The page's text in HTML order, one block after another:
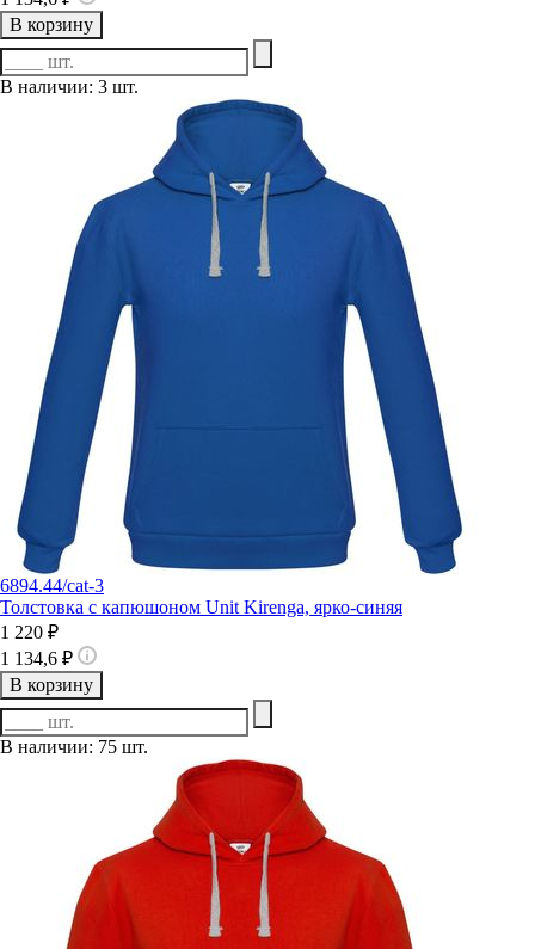
В корзину
В наличии: 3 шт.
6894.44/cat-3
Толстовка с капюшоном Unit Kirenga, ярко-синяя
1 220 ₽
1 134,6 ₽
В корзину
В наличии: 75 шт.